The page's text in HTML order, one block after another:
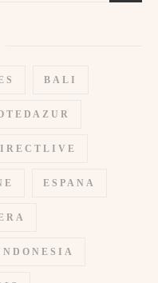
BALI
ESPANA